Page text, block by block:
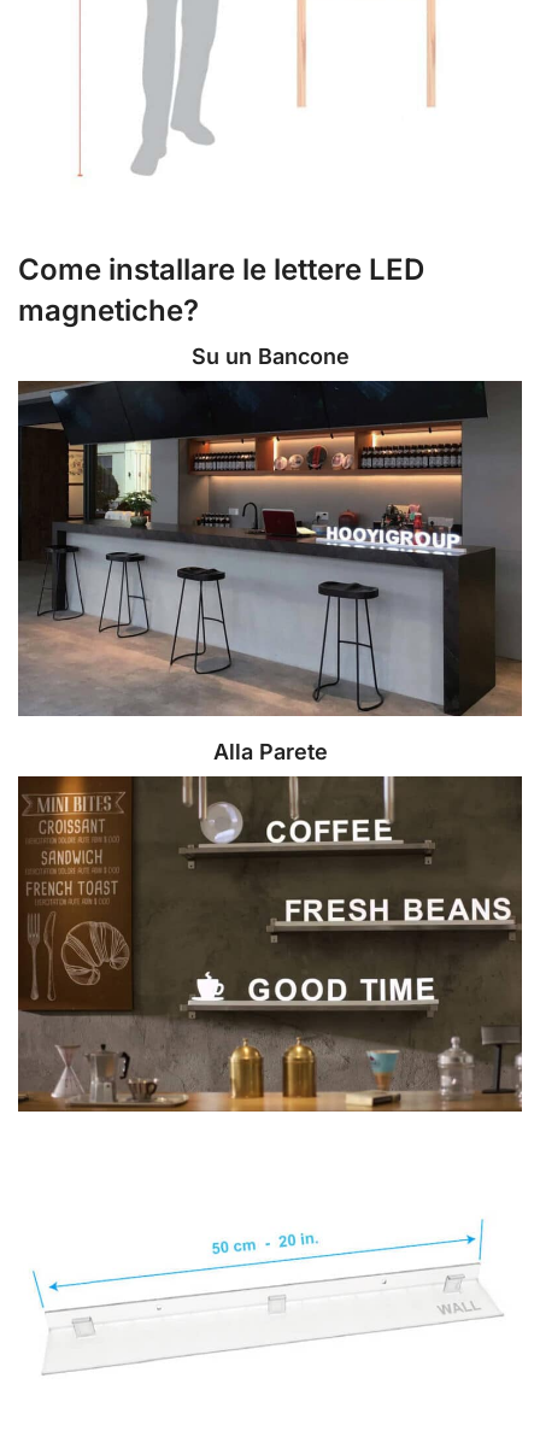
Come installare le lettere LED
magnetiche?
Su un Bancone
Alla Parete